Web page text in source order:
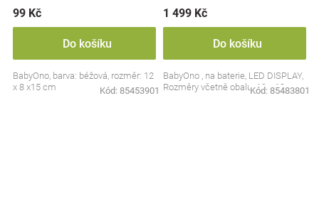
99 Kč
Do košíku
BabyOno, barva: béžová, rozměr: 12
x 8 x15 cm
Kód: 85453901
1 499 Kč
Do košíku
BabyOno , na baterie, LED DISPLAY,
Rozměry včetně obalu: 19 x 13 cm.
Kód: 85483801